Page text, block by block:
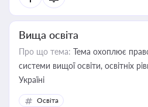
Вища освіта
Про що тема: Тема охоплює
системи вищої освіти, освітніх
Україні
Освіта